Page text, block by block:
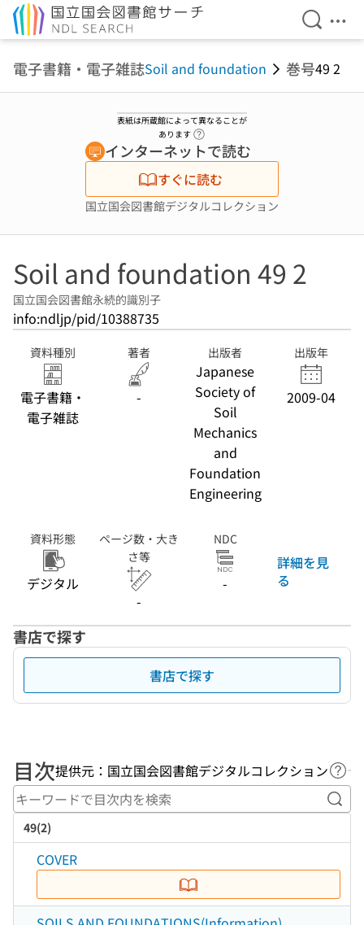
検索を
メ
電子書籍・電子雑誌Soil and foundation 巻号49 2
表紙は所蔵館によって異なることが
あります
インターネットで読む
すぐに読む
国立国会図書館デジタルコレクション
Soil and foundation 49 2
国立国会図書館永続的識別子
info:ndljp/pid/10388735
資料種別
電子書籍・
電子雑誌
著者
-
出版者
Japanese
Society of
Soil
Mechanics
and
Foundation
Engineering
出版年
2009-04
資料形態
デジタル
ページ数・大き
さ等
-
NDC
-
詳細を見
る
書店で探す
書店で探す
目次提供元：国立国会図書館デジタルコレクション ヘ
キ
49(2)
COVER